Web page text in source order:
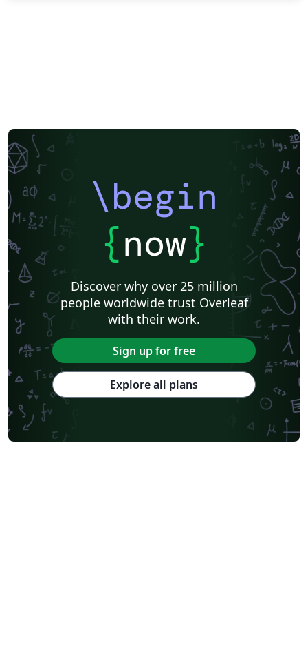
\begin
{now}
Discover why over 25 million
people worldwide trust Overleaf
with their work.
Sign up for free
Explore all plans